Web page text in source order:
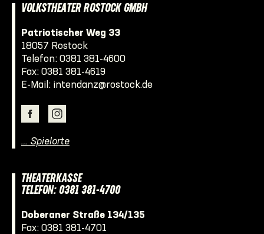
VOLKSTHEATER ROSTOCK GMBH
Patriotischer Weg 33
18057 Rostock
Telefon: 0381 381-4600
Fax: 0381 381-4619
E-Mail: intendanz@rostock.de
… Spielorte
THEATERKASSE
TELEFON: 0381 381-4700
Doberaner Straße 134/135
Fax: 0381 381-4701